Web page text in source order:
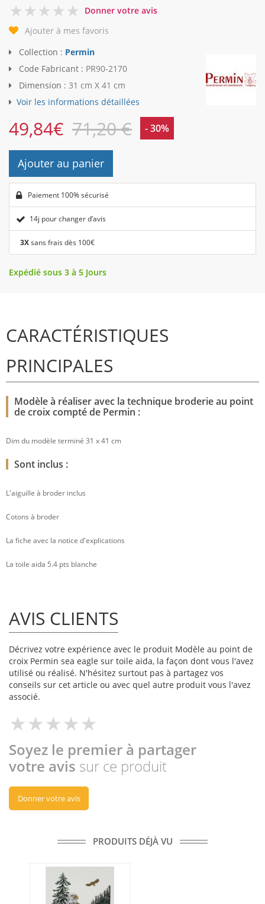
0
Donner votre avis
Ajouter à mes favoris
Collection : Permin
Code Fabricant : PR90-2170
Dimension : 31 cm X 41 cm
Voir les informations détaillées
49,84€ 71,20 € - 30%
Ajouter au panier
Paiement 100% sécurisé
14j pour changer d’avis
3Xsans frais dès 100€
Expédié sous 3 à 5 Jours
CARACTÉRISTIQUES
PRINCIPALES
Modèle à réaliser avec la technique broderie au point
de croix compté de Permin :
Dim du modèle terminé 31 x 41 cm
Sont inclus :
L'aiguille à broder inclus
Cotons à broder
La fiche avec la notice d'explications
La toile aida 5.4 pts blanche
AVIS CLIENTS
Décrivez votre expérience avec le produit Modèle au point de
croix Permin sea eagle sur toile aida, la façon dont vous l'avez
utilisé ou réalisé. N'hésitez surtout pas à partagez vos
conseils sur cet article ou avec quel autre produit vous l'avez
associé.
Soyez le premier à partager
votre avis sur ce produit
Donner votre avis
PRODUITS DÉJÀ VU